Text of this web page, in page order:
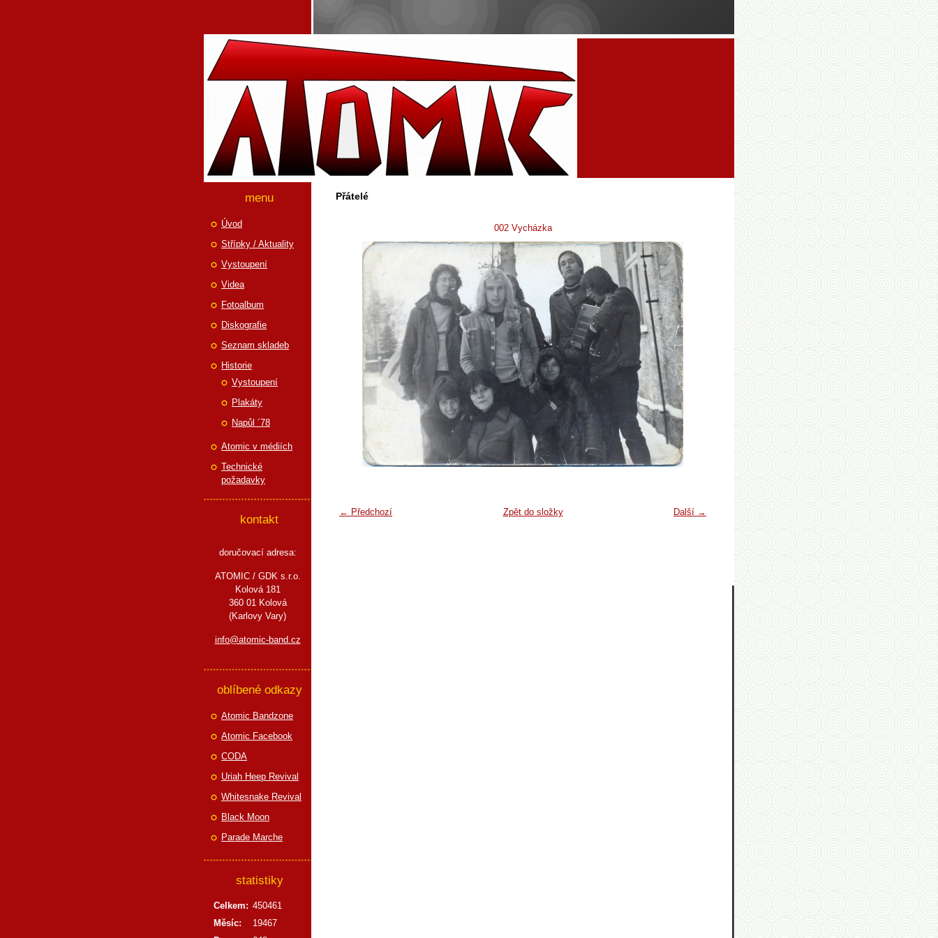
Přátelé
002 Vycházka
← Předchozí Další →
Zpět do složky
menu
Úvod
Střípky / Aktuality
Vystoupení
Videa
Fotoalbum
Diskografie
Seznam skladeb
Historie
Vystoupení
Plakáty
Napůl ´78
Atomic v médiích
Technické
požadavky
kontakt
doručovací adresa:
ATOMIC / GDK s.r.o.
Kolová 181
360 01 Kolová
(Karlovy Vary)
info@atomic-band.cz
oblíbené odkazy
Atomic Bandzone
Atomic Facebook
CODA
Uriah Heep Revival
Whitesnake Revival
Black Moon
Parade Marche
statistiky
Celkem: 450461
Měsíc:
19467